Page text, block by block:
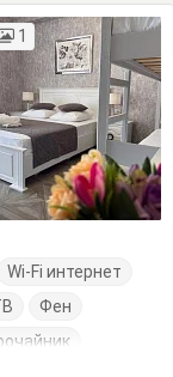
1
Wi-Fi интернет
Фен